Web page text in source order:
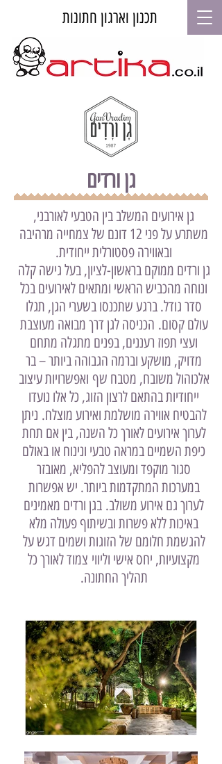
תכנון וארגון חתונות
גן ורדים
גן אירועים המשלב בין הטבעי לאורבני,
משתרע על פני 12 דונם של צמחייה מרהיבה
ובאווירה פסטורלית ייחודית.
גן ורדים ממוקם בראשון-לציון, בעל גישה קלה
ונוחה מהכביש הראשי ומתאים לאירועים בכל
סדר גודל. ברגע שתכנסו בשערי הגן, תגלו
עולם קסום. הכניסה לגן דרך מבואה מעוצבת
ועצי תפוז רעננים, בפנים מתגלה מתחם
מדויק, מושקע וברמה הגבוהה ביותר – בר
אלכוהול משובח, מטבח שף ואפשרויות עיצוב
ייחודיות בהתאם לרצון הזוג, כל אלו נועדו
להבטיח אווירה מושלמת ואירוע מוצלח. ניתן
לערוך אירועים לאורך כל השנה, בין אם תחת
כיפת השמיים במראה טבעי ונינוח או באולם
סגור מוקפד ומעוצב להפליא, מאובזר
במערכות המתקדמות ביותר. יש אפשרות
לערוך גם אירוע משולב. בגן ורדים מאמינים
באיכות ללא פשרות ובשיתוף פעולה מלא
להגשמת חלומם של הזוגות ושמים דגש על
מקצועיות, יחס אישי וליווי צמוד לאורך כל
תהליך החתונה.